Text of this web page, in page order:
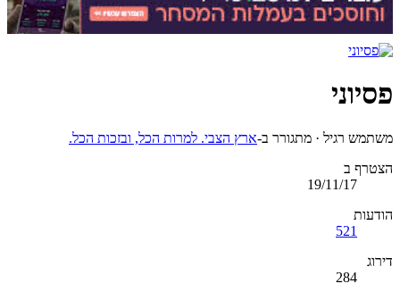
פסיוני
משתמש רגיל · מתגורר ב-ארץ הצבי. למרות הכל, ובזכות הכל.
הצטרף ב
19/11/17
הודעות
521
דירוג
284